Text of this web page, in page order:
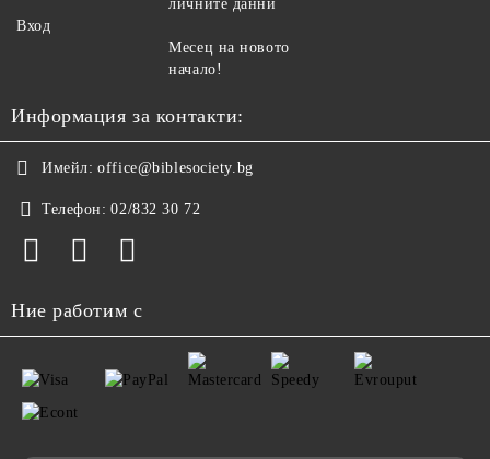
Вход
личните данни
Месец на новото
начало!
Информация за контакти:
Имейл: office@biblesociety.bg
Телефон: 02/832 30 72
Ние работим с